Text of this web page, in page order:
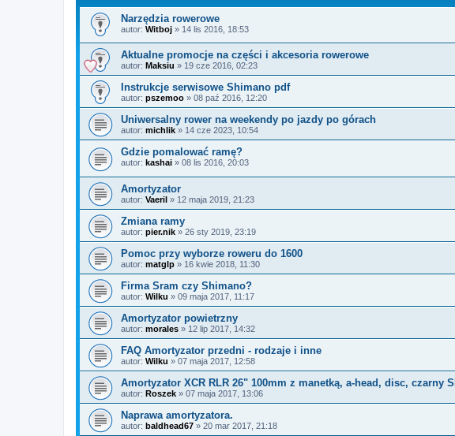
Narzędzia rowerowe
autor: Witboj » 14 lis 2016, 18:53
Aktualne promocje na części i akcesoria rowerowe
autor: Maksiu » 19 cze 2016, 02:23
Instrukcje serwisowe Shimano pdf
autor: pszemoo » 08 paź 2016, 12:20
Uniwersalny rower na weekendy po jazdy po górach
autor: michlik » 14 cze 2023, 10:54
Gdzie pomalować ramę?
autor: kashai » 08 lis 2016, 20:03
Amortyzator
autor: Vaeril » 12 maja 2019, 21:23
Zmiana ramy
autor: pier.nik » 26 sty 2019, 23:19
Pomoc przy wyborze roweru do 1600
autor: matglp » 16 kwie 2018, 11:30
Firma Sram czy Shimano?
autor: Wilku » 09 maja 2017, 11:17
Amortyzator powietrzny
autor: morales » 12 lip 2017, 14:32
FAQ Amortyzator przedni - rodzaje i inne
autor: Wilku » 07 maja 2017, 12:58
Amortyzator XCR RLR 26" 100mm z manetką, a-head, disc, czarny
autor: Roszek » 07 maja 2017, 13:06
Naprawa amortyzatora.
autor: baldhead67 » 20 mar 2017, 21:18